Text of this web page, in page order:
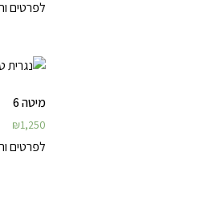
לפרטים
מיטה 6
₪1,250
לפרטים